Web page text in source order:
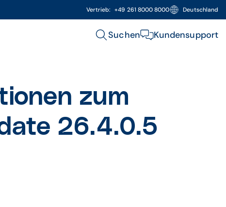
Vertrieb: +49 261 8000 8000 Deutschland
Suchen Kundensupport
zum
26.4.0.5